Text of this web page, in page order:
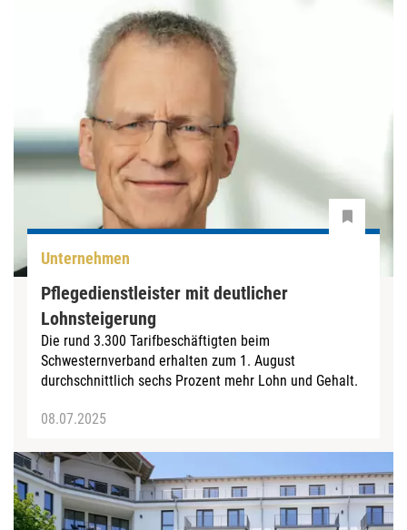
Unternehmen
Pflegedienstleister mit deutlicher
Lohnsteigerung
Die rund 3.300 Tarifbeschäftigten beim
Schwesternverband erhalten zum 1. August
durchschnittlich sechs Prozent mehr Lohn und Gehalt.
08.07.2025